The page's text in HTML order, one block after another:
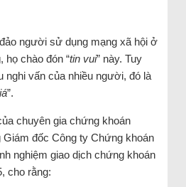
người sử dụng mạng xã hội ở
họ chào đón “tin vui” này. Tuy
nghi vấn của nhiều người, đó là
”.
chuyên gia chứng khoán
đốc Công ty Chứng khoán
nghiệm giao dịch chứng khoán
cho rằng: